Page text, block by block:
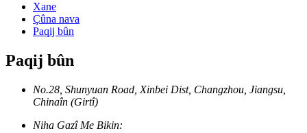
Xane
Çûna nava
Paqij bûn
Paqij bûn
No.28, Shunyuan Road, Xinbei Dist, Changzhou, Jiangsu,
Chinaîn (Girtî)
Niha Gazî Me Bikin: